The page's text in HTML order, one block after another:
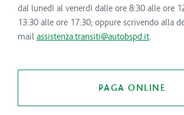
dal lunedì al venerdì dalle ore 8:30 alle ore
13:30 alle ore 17:30; oppure scrivendo alla
mail assistenza.transiti@autobspd.it.
PAGA ONLINE